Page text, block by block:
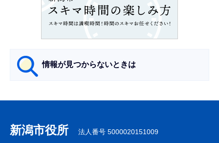
情報が見つからないときは
ナ
ビ
新潟市役所 法人番号 5000020151009